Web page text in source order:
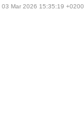
03 Mar 2026 15:35:19 +0200